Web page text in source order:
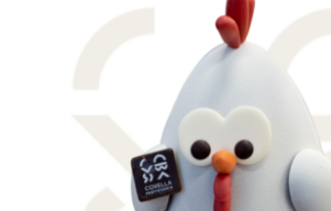
AGGIUNGI AL CARRELLO
DETTAGLI